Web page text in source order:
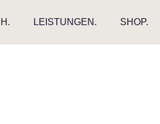
LEISTUNGEN. SHOP.